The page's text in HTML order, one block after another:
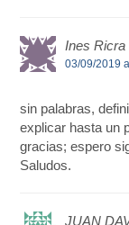
Ines Ricra
03/09/2019
sin palabras,
explicar hasta un
gracias; espero
Saludos.
JUAN